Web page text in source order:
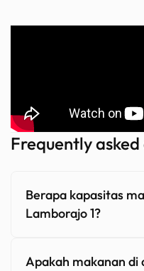
Frequently
Berapa kapasitas
Lamborajo 1?
Apakah makanan di